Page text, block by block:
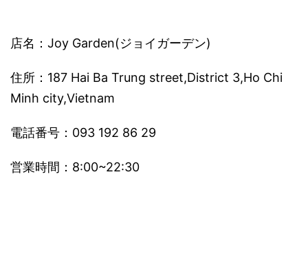
店名：Joy Garden(ジョイガーデン)
住所：187 Hai Ba Trung street,District 3,Ho Chi
Minh city,Vietnam
電話番号：093 192 86 29
営業時間：8:00~22:30